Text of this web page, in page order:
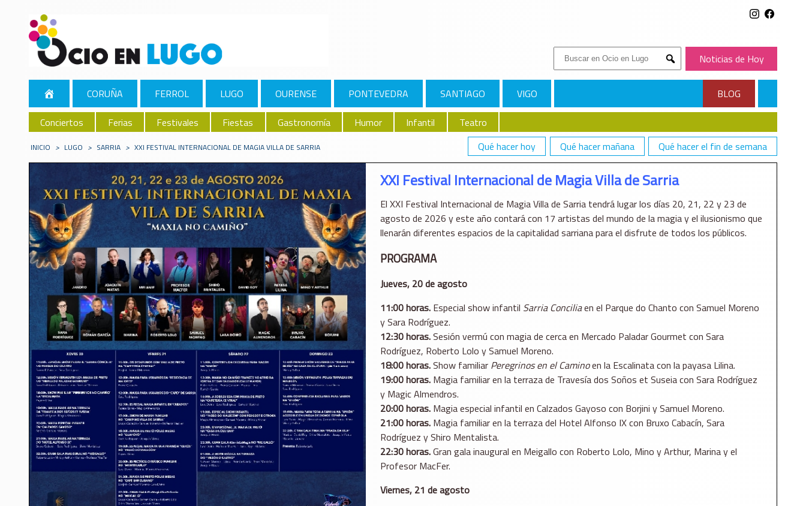
Buscar:
Submit
Noticias de Hoy
CORUÑA FERROL LUGO OURENSE PONTEVEDRA SANTIAGO VIGO
BLOG
Conciertos
Ferias Festivales Fiestas Gastronomía Humor Infantil
Teatro
Qué hacer hoy
Qué hacer mañana Qué hacer el fin de semana
INICIO > LUGO > SARRIA > XXI FESTIVAL INTERNACIONAL DE MAGIA VILLA DE SARRIA
XXI Festival Internacional de Magia Villa de Sarria
El XXI Festival Internacional de Magia Villa de Sarria tendrá lugar los días 20, 21, 22 y 23 de
agosto de 2026 y este año contará con 17 artistas del mundo de la magia y el ilusionismo que
llenarán diferentes espacios de la capitalidad sarriana para el disfrute de todos los públicos.
PROGRAMA
Jueves, 20 de agosto
11:00 horas.Especial show infantil Sarria Conciliaen el Parque do Chanto con Samuel Moreno
y Sara Rodríguez.
12:30 horas.Sesión vermú con magia de cerca en Mercado Paladar Gourmet con Sara
Rodríguez, Roberto Lolo y Samuel Moreno.
18:00 horas.Show familiar Peregrinos en el Caminoen la Escalinata con la payasa Lilina.
19:00 horas.Magia familiar en la terraza de Travesía dos Soños et Suseia con Sara Rodríguez
y Magic Almendros.
20:00 horas.Magia especial infantil en Calzados Gayoso con Borjini y Samuel Moreno.
21:00 horas.Magia familiar en la terraza del Hotel Alfonso IX con Bruxo Cabacín, Sara
Rodríguez y Shiro Mentalista.
22:30 horas.Gran gala inaugural en Meigallo con Roberto Lolo, Mino y Arthur, Marina y el
Profesor MacFer.
Viernes, 21 de agosto